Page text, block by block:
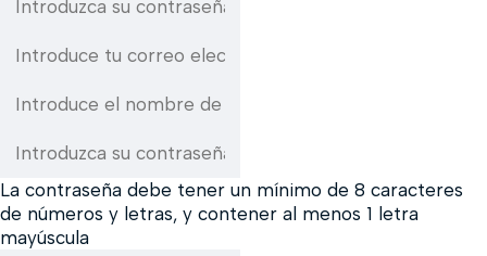
La contraseña debe tener un mínimo de 8 caracteres
de números y letras, y contener al menos 1 letra
mayúscula